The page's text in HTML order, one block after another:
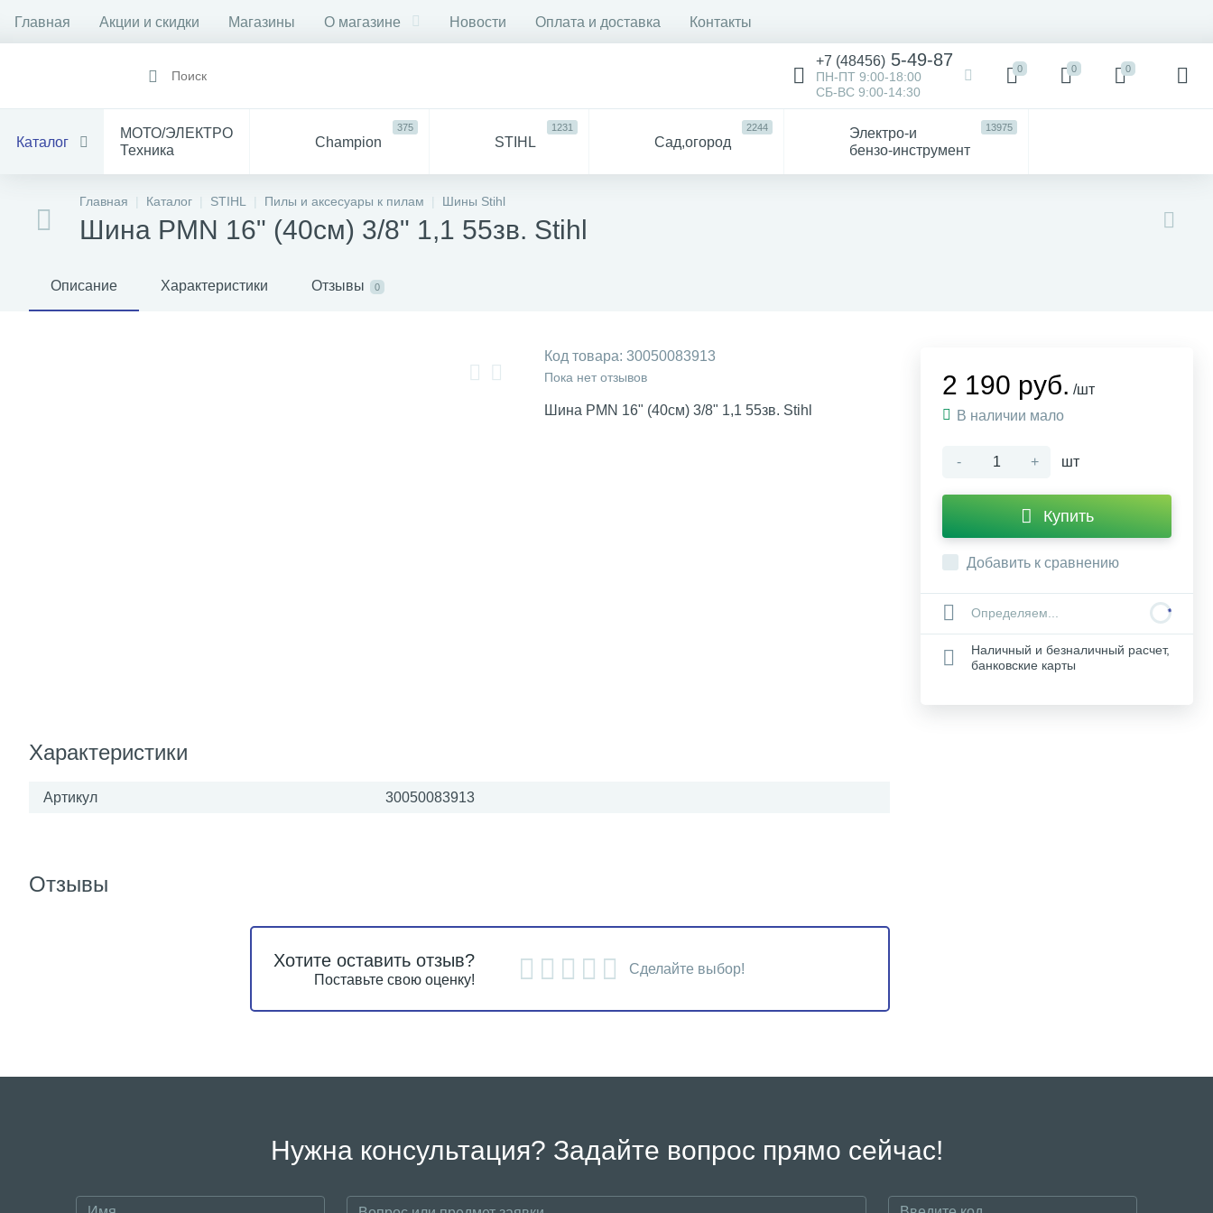
Главная Акции и скидки Магазины О магазине Новости Оплата и доставка Контакты
+7 (48456) 5-49-87
ПН-ПТ 9:00-18:00
СБ-ВС 9:00-14:30
0 0 0
Каталог
МОТО/ЭЛЕКТРО
Техника
Champion
375
STIHL
1231
Сад,огород
2244
Электро-и
бензо-инструмент
13975
Все
Инструмент
ДЛЯ
Главная Каталог STIHL Пилы и аксесуары к пилам Шины Stihl
Шина PMN 16" (40см) 3/8" 1,1 55зв. Stihl
Описание Характеристики Отзывы 0
Код товара: 30050083913
Пока нет отзывов
Шина PMN 16" (40см) 3/8" 1,1 55зв. Stihl
Характеристики
Артикул 30050083913
2 190 руб. /шт
В наличии мало
- + шт
Купить
Добавить к сравнению
Определяем...
Наличный и безналичный расчет,
банковские карты
Отзывы
Хотите оставить отзыв?
Поставьте свою оценку!
Сделайте выбор!
Нужна консультация? Задайте вопрос прямо сейчас!